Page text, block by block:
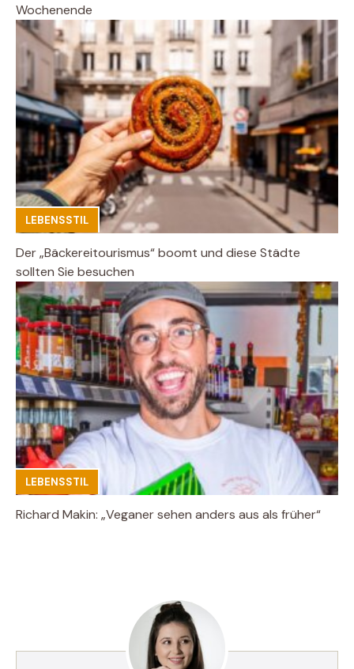
Wochenende
LEBENSSTIL
Der „Bäckereitourismus“ boomt und diese Städte
sollten Sie besuchen
LEBENSSTIL
Richard Makin: „Veganer sehen anders aus als früher“